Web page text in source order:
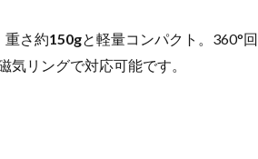
、重さ約150gと軽量コンパクト。360°回
リングで対応可能です。